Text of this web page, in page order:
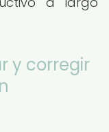
y corregir